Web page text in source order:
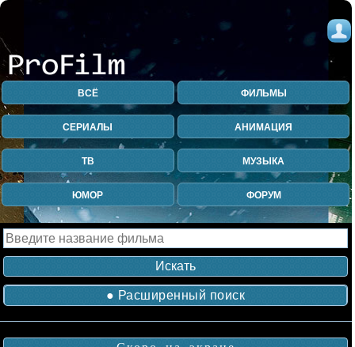
ВСЁ ФИЛЬМЫ
СЕРИАЛЫ АНИМАЦИЯ
ТВ МУЗЫКА
ЮМОР ФОРУМ
● Расширенный поиск